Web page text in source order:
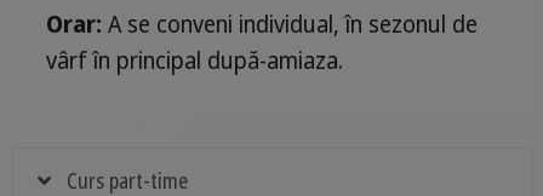
Orar: A se conveni individual, în sezonul de
vârf în principal după-amiaza.
Curs part-time